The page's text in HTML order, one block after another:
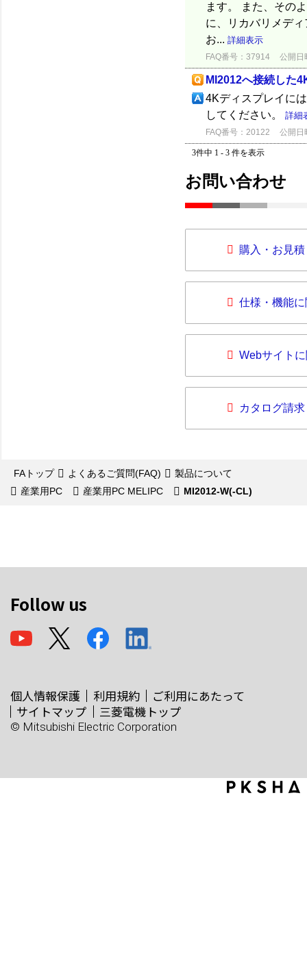
ます。 また、その
に、リカバリメデ
お... 詳細表示
FAQ番号：37914 公開日
MI2012へ接続した
4Kディスプレイに
してください。 詳細
FAQ番号：20122 公開日
3件中 1 - 3 件を表示
お問い合わせ
購入・お見
仕様・機能
Webサイト
カタログ請求
FAトップ よくあるご質問(FAQ)
製品について
産業用PC
産業用PC MELIPC MI2012-W(-CL)
Follow us
個人情報保護 利用規約
ご利用にあたって
サイトマップ
三菱電機トップ
© Mitsubishi Electric Corporation